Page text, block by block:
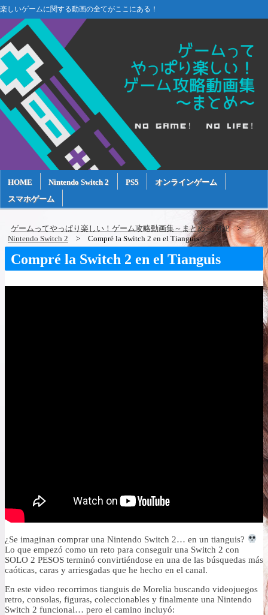
楽しいゲームに関する動画の全てがここにある！
HOME Nintendo Switch 2 PS5
オンラインゲーム
スマホゲーム
ゲームってやっぱり楽しい！ゲーム攻略動画集～まとめ～ TOP
Nintendo Switch 2
Compré la Switch 2 en el Tianguis
Compré la Switch 2 en el Tianguis
¿Se imaginan comprar una Nintendo Switch 2… en un tianguis?
Lo que empezó como un reto para conseguir una Switch 2 con
SOLO 2 PESOS terminó convirtiéndose en una de las búsquedas más
caóticas, caras y arriesgadas que he hecho en el canal.
En este video recorrimos tianguis de Morelia buscando videojuegos
retro, consolas, figuras, coleccionables y finalmente una Nintendo
Switch 2 funcional… pero el camino incluyó: